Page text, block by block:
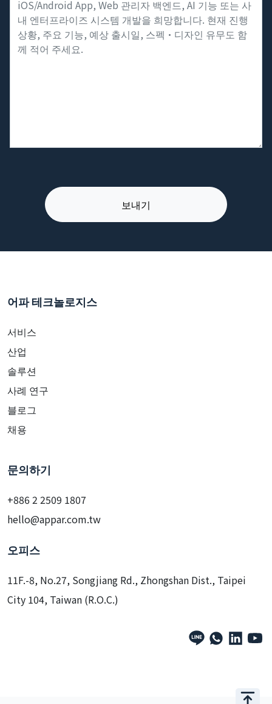
어파 테크놀로지스
서비스
산업
솔루션
사례 연구
블로그
채용
문의하기
+886 2 2509 1807
hello@appar.com.tw
오피스
11F.-8, No.27, Songjiang Rd., Zhongshan Dist., Taipei
City 104, Taiwan (R.O.C.)